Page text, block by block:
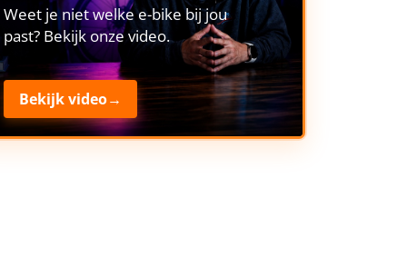
Weet je niet welke e-bike bij jou
past? Bekijk onze video.
Bekijk video→